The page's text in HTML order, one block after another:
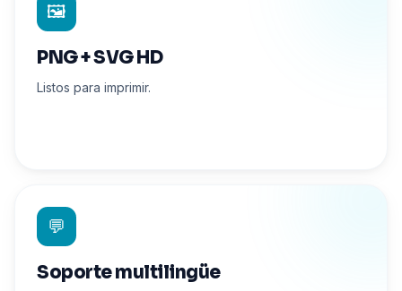
🖼️
PNG + SVG HD
Listos para imprimir.
💬
Soporte multilingüe